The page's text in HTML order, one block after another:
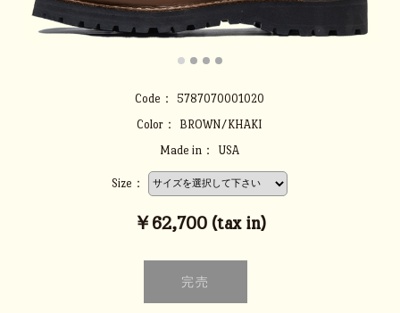
Code：
5787070001020
Color：
BROWN/KHAKI
Made in：
USA
Size：
￥62,700 (tax in)